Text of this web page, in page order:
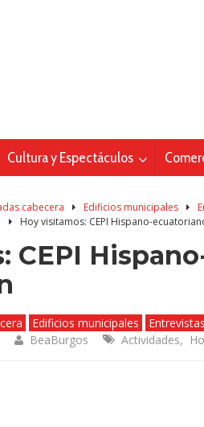
Cultura y Espectáculos
cabecera Edificios municipales
Hoy visitamos: CEPI Hispano-
CEPI
Edificios municipales Entrevistas
BeaBurgos Actividades,